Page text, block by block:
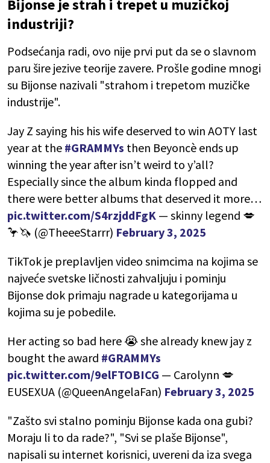
Bijonse je strah i trepet u muzičkoj
industriji?
Podsećanja radi, ovo nije prvi put da se o slavnom
paru šire jezive teorije zavere. Prošle godine mnogi
su Bijonse nazivali "strahom i trepetom muzičke
industrije".
Jay Z saying his his wife deserved to win AOTY last
year at the #GRAMMYs then Beyoncè ends up
winning the year after isn’t weird to y’all?
Especially since the album kinda flopped and
there were better albums that deserved it more…
pic.twitter.com/S4rzjddFgK — skinny legend 💋
🦩🦄 (@TheeeStarrr) February 3, 2025
TikTok je preplavljen video snimcima na kojima se
najveće svetske ličnosti zahvaljuju i pominju
Bijonse dok primaju nagrade u kategorijama u
kojima su je pobedile.
Her acting so bad here 😭 she already knew jay z
bought the award #GRAMMYs
pic.twitter.com/9elFTOBICG — Carolynn 💋
EUSEXUA (@QueenAngelaFan) February 3, 2025
"Zašto svi stalno pominju Bijonse kada ona gubi?
Moraju li to da rade?", "Svi se plaše Bijonse",
napisali su internet korisnici, uvereni da iza svega